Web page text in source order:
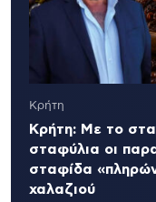
Κρήτη
Κρήτη: Με το
σταφύλια οι
σταφίδα
χαλαζιού